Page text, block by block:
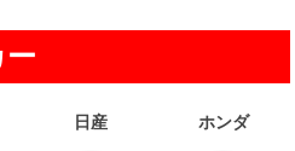
ー
日産 ホンダ